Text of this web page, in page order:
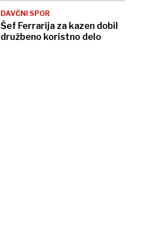
DAVČNI SPOR
Šef Ferrarija za kazen dobil
družbeno koristno delo